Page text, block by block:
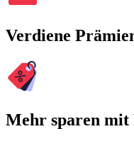
Verdiene
Mehr sparen